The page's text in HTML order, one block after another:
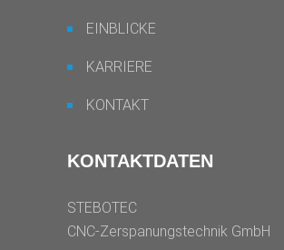
EINBLICKE
KARRIERE
KONTAKT
KONTAKTDATEN
STEBOTEC
CNC-Zerspanungstechnik GmbH